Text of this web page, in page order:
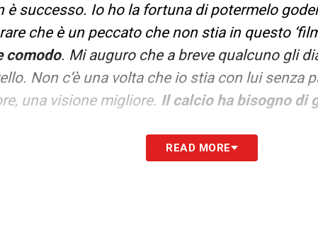
è successo. Io ho la fortuna di potermelo
che è un peccato che non stia in questo
comodo. Mi auguro che a breve qualcuno gli
Non c’è una volta che io stia con lui senza
una visione migliore. Il calcio ha bisogno di
DELLE NOSTRE TOP NEWSREAD MORE